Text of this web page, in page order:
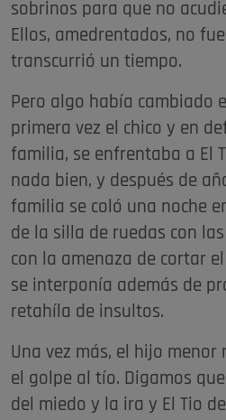
sobrinos para que no
Ellos, amedrentados, no
transcurrió un tiempo.
Pero algo había cambiado
primera vez el chico y en
familia, se enfrentaba a El
nada bien, y después de
familia se coló una noche
de la silla de ruedas con
con la amenaza de cortar
se interponía además de
retahíla de insultos.
Una vez más, el hijo menor
el golpe al tío. Digamos
del miedo y la ira y El Tio